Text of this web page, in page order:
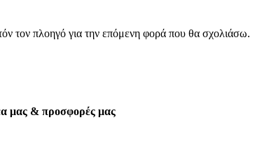
τον πλοηγό για την επόμενη φορά που θα σχολιάσω.
μας & προσφορές μας